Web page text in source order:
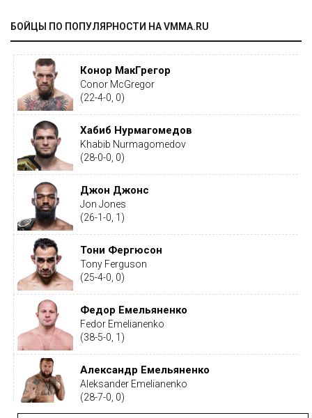
БОЙЦЫ ПО ПОПУЛЯРНОСТИ НА VMMA.RU
Конор МакГрегор
Conor McGregor
(22-4-0, 0)
Хабиб Нурмагомедов
Khabib Nurmagomedov
(28-0-0, 0)
Джон Джонс
Jon Jones
(26-1-0, 1)
Тони Фергюсон
Tony Ferguson
(25-4-0, 0)
Федор Емельяненко
Fedor Emelianenko
(38-5-0, 1)
Александр Емельяненко
Aleksander Emelianenko
(28-7-0, 0)